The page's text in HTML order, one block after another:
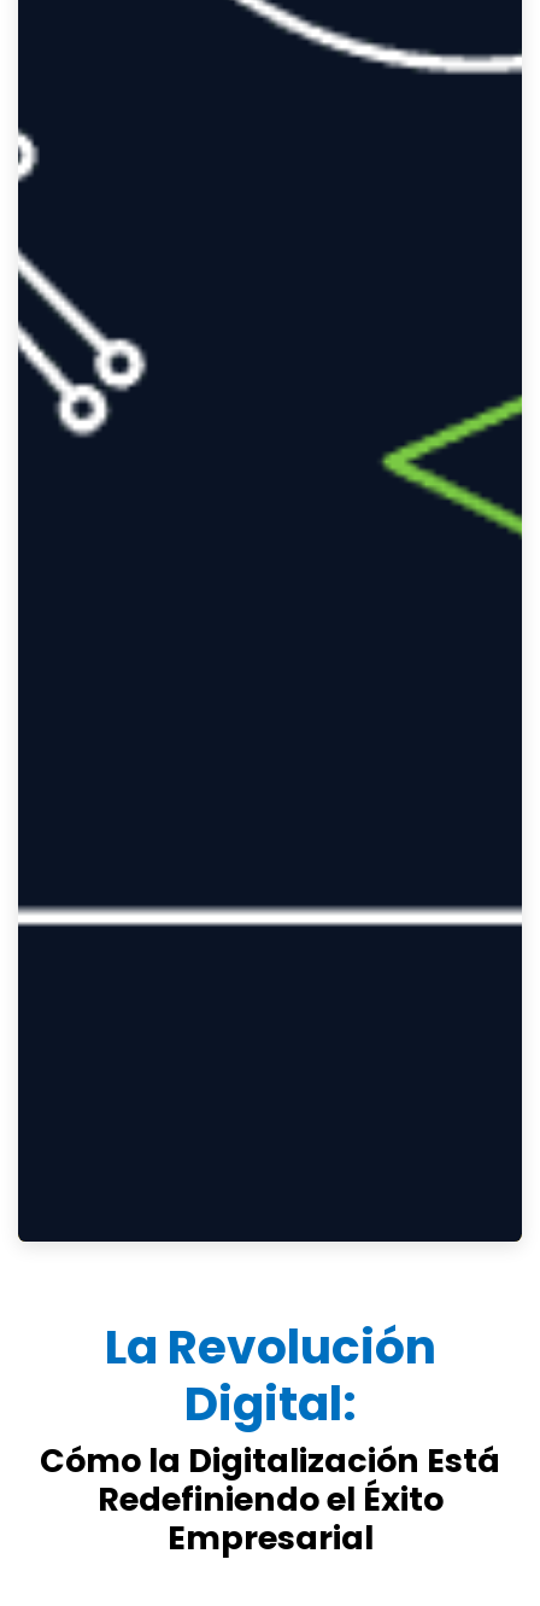
La Revolución
Digital:
Cómo la Digitalización Está
Redefiniendo el Éxito
Empresarial